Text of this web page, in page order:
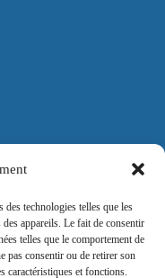
technologies telles que les
appareils. Le fait de consentir
telles que le comportement de
pas consentir ou de retirer son
caractéristiques et fonctions.